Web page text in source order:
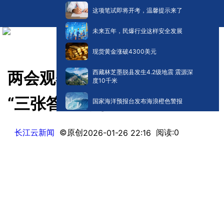
这项笔试即将开考，温馨提示来了
未来五年，民爆行业这样安全发展
现货黄金涨破4300美元
西藏林芝墨脱县发生4.2级地震 震源深
度10千米
国家海洋预报台发布海浪橙色警报
两会观察 | 同心协力建支点
“三张答卷”展担当
长江云新闻 ©原创2026-01-26 22:16 阅读:0